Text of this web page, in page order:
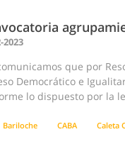
2023
que por
Democrático e
lo dispuesto por la
Bariloche CABA Caleta